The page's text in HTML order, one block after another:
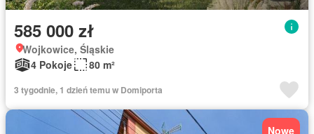
585 000 zł
Wojkowice, Śląskie
4 Pokoje
80 m²
3 tygodnie, 1 dzień temu w Domiporta
Nowe